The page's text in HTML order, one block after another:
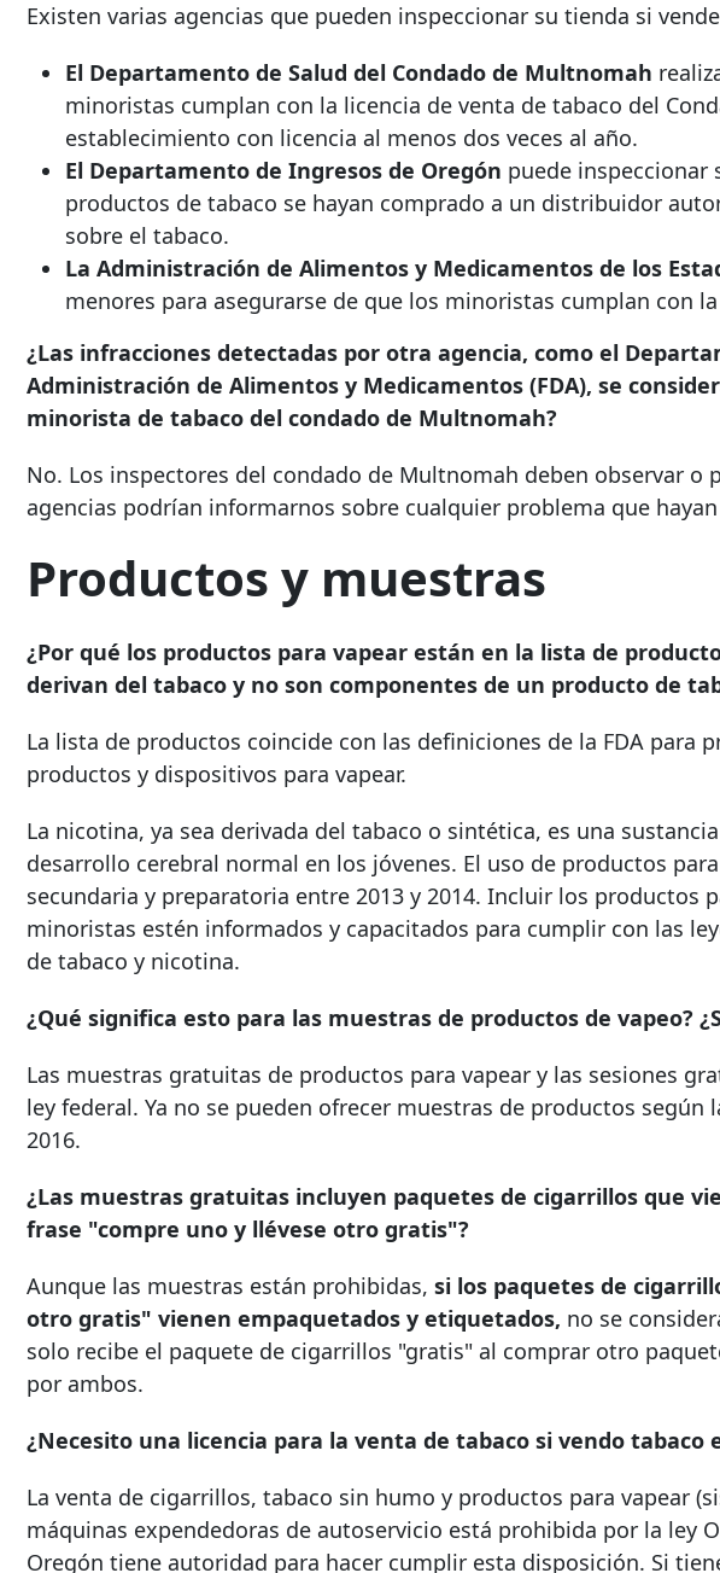
Existen varias agencias que pueden inspeccionar su tienda si
El Departamento de Salud del Condado de Multnomah
minoristas cumplan con la licencia de venta de tabaco del
establecimiento con licencia al menos dos veces al año.
El Departamento de Ingresos de Oregón puede inspeccionar
productos de tabaco se hayan comprado a un distribuidor
sobre el tabaco.
La Administración de Alimentos y Medicamentos de los
menores para asegurarse de que los minoristas cumplan con
¿Las infracciones detectadas por otra agencia, como el
Administración de Alimentos y Medicamentos (FDA), se
minorista de tabaco del condado de Multnomah?
No. Los inspectores del condado de Multnomah deben observar o
agencias podrían informarnos sobre cualquier problema que
Productos y muestras
¿Por qué los productos para vapear están en la lista de
derivan del tabaco y no son componentes de un producto de
La lista de productos coincide con las definiciones de la FDA para
productos y dispositivos para vapear.
La nicotina, ya sea derivada del tabaco o sintética, es una
desarrollo cerebral normal en los jóvenes. El uso de productos
secundaria y preparatoria entre 2013 y 2014. Incluir los productos
minoristas estén informados y capacitados para cumplir con las
de tabaco y nicotina.
¿Qué significa esto para las muestras de productos de vapeo?
Las muestras gratuitas de productos para vapear y las sesiones
ley federal. Ya no se pueden ofrecer muestras de productos según
2016.
¿Las muestras gratuitas incluyen paquetes de cigarrillos que
frase "compre uno y llévese otro gratis"?
Aunque las muestras están prohibidas, si los paquetes de
otro gratis" vienen empaquetados y etiquetados, no se
solo recibe el paquete de cigarrillos "gratis" al comprar otro
por ambos.
¿Necesito una licencia para la venta de tabaco si vendo tabaco
La venta de cigarrillos, tabaco sin humo y productos para vapear
máquinas expendedoras de autoservicio está prohibida por la ley
Oregón tiene autoridad para hacer cumplir esta disposición. Si